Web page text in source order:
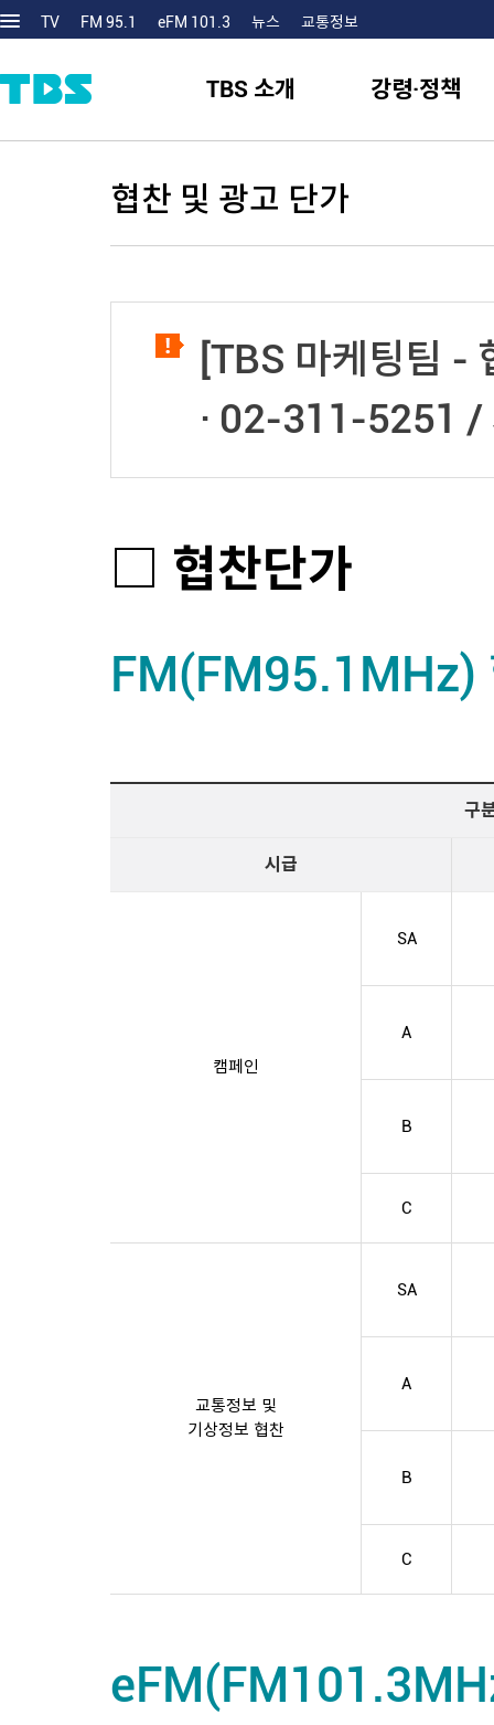
TV FM 95.1 eFM 101.3 뉴스 교통정보
TBS 소개 강령·정책
협찬 및 광고 단가
[TBS 마케팅팀 -
· 02-311-5251
□ 협찬단가
FM(FM95.1MHz)
구
시급
캠페인
SA
A
B
C
교통정보 및
기상정보 협찬
SA
A
B
C